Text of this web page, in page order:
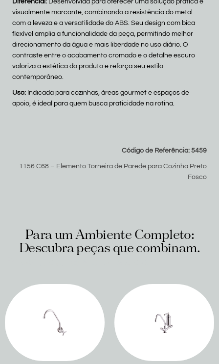
Diferencial: Desenvolvida para oferecer uma solução prática e
visualmente marcante, combinando a resistência do metal
com a leveza e a versatilidade do ABS. Seu design com bica
flexível amplia a funcionalidade da peça, permitindo melhor
direcionamento da água e mais liberdade no uso diário. O
contraste entre o acabamento cromado e o detalhe escuro
valoriza a estética do produto e reforça seu estilo
contemporâneo.
Uso: Indicada para cozinhas, áreas gourmet e espaços de
apoio, é ideal para quem busca praticidade na rotina.
Código de Referência: 5459
1156 C68 – Elemento Torneira de Parede para Cozinha Preto
Fosco
Para um Ambiente Completo:
Descubra peças que combinam.